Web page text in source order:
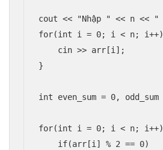
cout << "Nhập " << n << "
for(int i = 0; i < n;
    cin >> arr[i];
}
int even_sum = 0,
for(int i = 0; i < n;
    if(arr[i] % 2 == 0)